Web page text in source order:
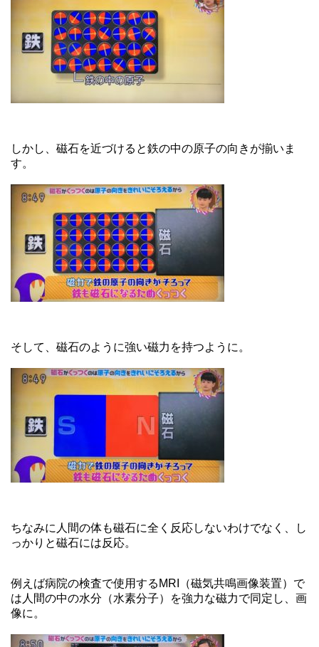
しかし、磁石を近づけると鉄の中の原子の向きが揃いま
す。
そして、磁石のように強い磁力を持つように。
ちなみに人間の体も磁石に全く反応しないわけでなく、し
っかりと磁石には反応。
例えば病院の検査で使用するMRI（磁気共鳴画像装置）で
は人間の中の水分（水素分子）を強力な磁力で同定し、画
像に。